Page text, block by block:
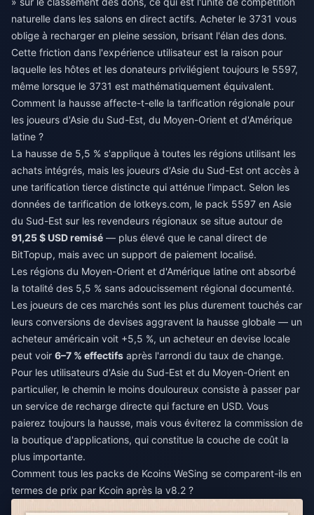
naturelle dans les salons en direct actifs. Acheter le 3731 vous
oblige à recharger en pleine session, brisant l'élan des dons.
Cette friction dans l'expérience utilisateur est la raison pour
laquelle les hôtes et les donateurs privilégient toujours le 5597,
même lorsque le 3731 est mathématiquement équivalent.
Comment la hausse affecte-t-elle la tarification régionale pour
les joueurs d'Asie du Sud-Est, du Moyen-Orient et d'Amérique
latine ?
La hausse de 5,5 % s'applique à toutes les régions utilisant les
achats intégrés, mais les joueurs d'Asie du Sud-Est ont accès à
une tarification tierce distincte qui atténue l'impact. Selon les
données de tarification de lotkeys.com, le pack 5597 en Asie
du Sud-Est sur les revendeurs régionaux se situe autour de
91,25 $ USD remisé — plus élevé que le canal direct de
BitTopup, mais avec un support de paiement localisé.
Les régions du Moyen-Orient et d'Amérique latine ont absorbé
la totalité des 5,5 % sans adoucissement régional documenté.
Les joueurs de ces marchés sont les plus durement touchés car
leurs conversions de devises aggravent la hausse globale — un
acheteur américain voit +5,5 %, un acheteur en devise locale
peut voir 6–7 % effectifs après l'arrondi du taux de change.
Pour les utilisateurs d'Asie du Sud-Est et du Moyen-Orient en
particulier, le chemin le moins douloureux consiste à passer par
un service de recharge directe qui facture en USD. Vous
paierez toujours la hausse, mais vous éviterez la commission de
la boutique d'applications, qui constitue la couche de coût la
plus importante.
Comment tous les packs de Kcoins WeSing se comparent-ils en
termes de prix par Kcoin après la v8.2 ?